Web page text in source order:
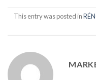
This entry was posted in